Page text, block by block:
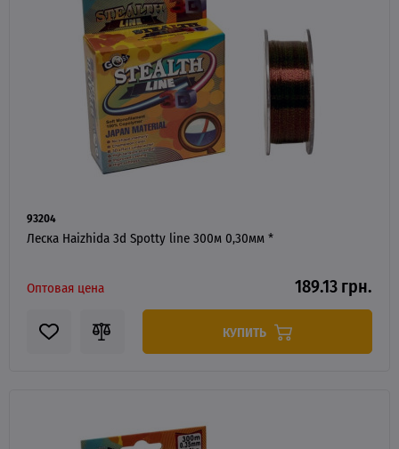
93204
Леска Haizhida 3d Spotty line 300м 0,30мм *
Оптовая цена 189.13 грн.
КУПИТЬ